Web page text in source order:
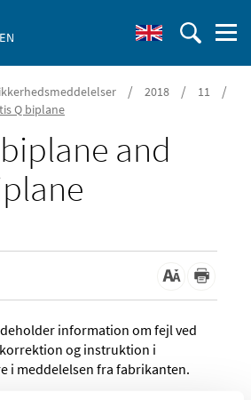
/ 2018 / 11 /
Q biplane
and
information om fejl ved
og instruktion i
i meddelelsen fra fabrikanten.